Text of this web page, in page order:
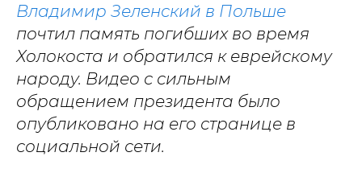
Владимир Зеленский в Польше
почтил память погибших во время
Холокоста и обратился к еврейскому
народу. Видео с сильным
обращением президента было
опубликовано на его странице в
социальной сети.